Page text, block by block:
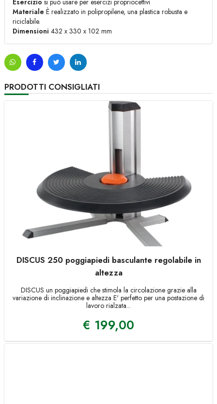
Esercizio si può usare per esercizi propriocettivi
Materiale È realizzato in polipropilene, una plastica robusta e
riciclabile.
Dimensioni 432 x 330 x 102 mm
PRODOTTI CONSIGLIATI
DISCUS 250 poggiapiedi basculante regolabile in
altezza
DISCUS un poggiapiedi che stimola la circolazione grazie alla
variazione di inclinazione e altezza E' perfetto per una postazione di
lavoro rialzata...
€ 199,00